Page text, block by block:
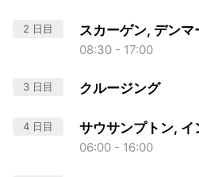
2 日目 スカーゲン, デンマ
08:30 - 17:00
3 日目 クルージング
4 日目 サウサンプトン, イ
06:00 - 16:00